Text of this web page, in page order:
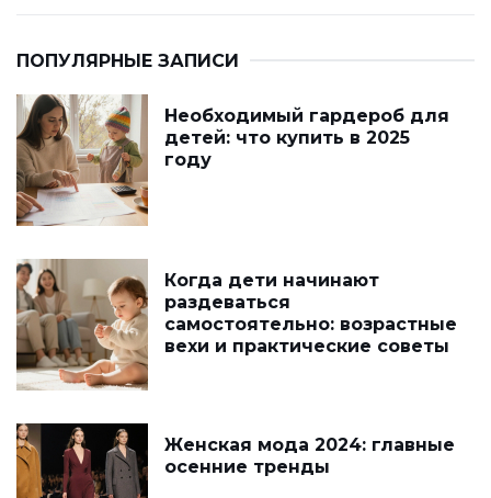
ПОПУЛЯРНЫЕ ЗАПИСИ
Необходимый гардероб для
детей: что купить в 2025
году
Когда дети начинают
раздеваться
самостоятельно: возрастные
вехи и практические советы
Женская мода 2024: главные
осенние тренды